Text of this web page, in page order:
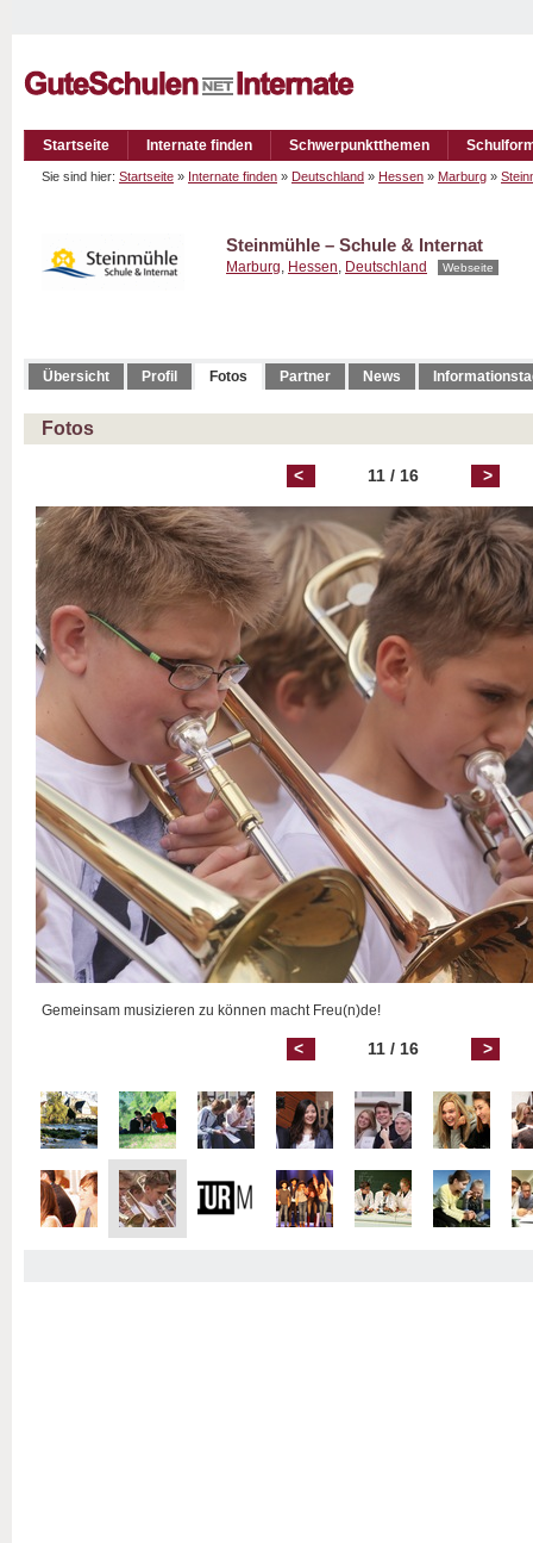
Startseite Internate finden Schwerpunktthemen
Sie sind hier: Startseite » Internate finden » Deutschland » Hessen » Marburg »
Steinmühle – Schule & Internat
Marburg, Hessen, Deutschland Webseite
Übersicht Profil Fotos Partner News
Fotos
< 11 / 16 >
Gemeinsam musizieren zu können macht Freu(n)de!
< 11 / 16 >